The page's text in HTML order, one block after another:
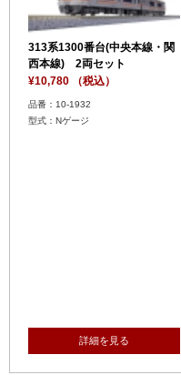
313系1300番台(中央本線・関
西本線) 2両セット
¥10,780 （税込）
品番：10-1932
型式：Nゲージ
詳細を見る